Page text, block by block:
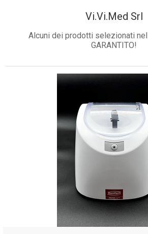
Vi.Vi.Med Srl
Alcuni dei prodotti selezionati nel
GARANTITO!